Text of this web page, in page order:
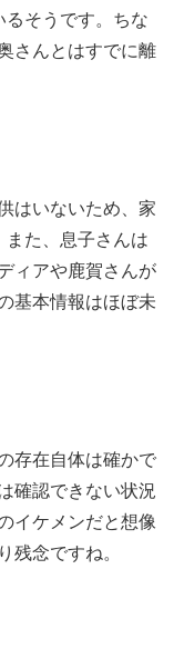
るそうです。ちな
さんとはすでに離
はいないため、家
また、息子さんは
ィアや鹿賀さんが
基本情報はほぼ未
存在自体は確かで
確認できない状況
イケメンだと想像
り残念ですね。